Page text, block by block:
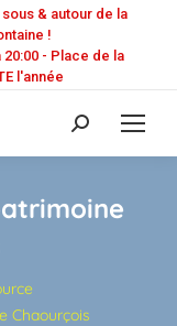
& autour de la
!
- Place de la
l'année
Recherche
:
Chaourçois